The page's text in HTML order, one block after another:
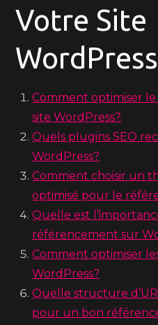
Votre Site
WordPress
Comment optimiser
site WordPress?
Quels plugins SEO
WordPress?
Comment choisir un
optimisé pour le
Quelle est
référencement sur
Comment optimiser
WordPress?
Quelle structure
pour un bon